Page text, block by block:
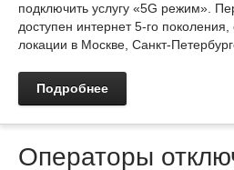
подключить услугу «5G режим».
доступен интернет 5-го
локации в Москве,
Подробнее
Операторы